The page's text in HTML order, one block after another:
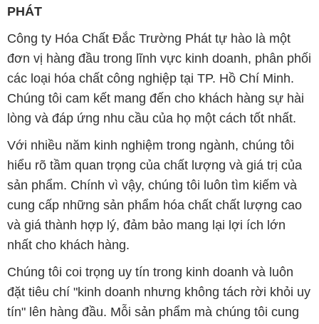
PHÁT
Công ty Hóa Chất Đắc Trường Phát tự hào là một
đơn vị hàng đầu trong lĩnh vực kinh doanh, phân phối
các loại hóa chất công nghiệp tại TP. Hồ Chí Minh.
Chúng tôi cam kết mang đến cho khách hàng sự hài
lòng và đáp ứng nhu cầu của họ một cách tốt nhất.
Với nhiều năm kinh nghiệm trong ngành, chúng tôi
hiểu rõ tầm quan trọng của chất lượng và giá trị của
sản phẩm. Chính vì vậy, chúng tôi luôn tìm kiếm và
cung cấp những sản phẩm hóa chất chất lượng cao
và giá thành hợp lý, đảm bảo mang lại lợi ích lớn
nhất cho khách hàng.
Chúng tôi coi trọng uy tín trong kinh doanh và luôn
đặt tiêu chí "kinh doanh nhưng không tách rời khỏi uy
tín" lên hàng đầu. Mỗi sản phẩm mà chúng tôi cung